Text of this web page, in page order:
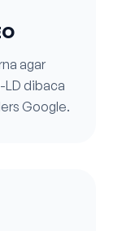
agar
LD dibaca
Google.